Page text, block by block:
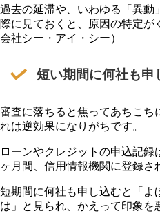
過去の延滞や、いわゆる「異動
際に見ておくと、原因の特定
会社シー・アイ・シー）
短い期間に何社も申
審査に落ちると焦ってあちこち
れは逆効果になりがちです。
ローンやクレジットの申込記
ヶ月間、信用情報機関に登録さ
短期間に何社も申し込むと「よ
は」と見られ、かえって印象を